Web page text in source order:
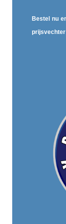
Bestel nu
prijsvechter